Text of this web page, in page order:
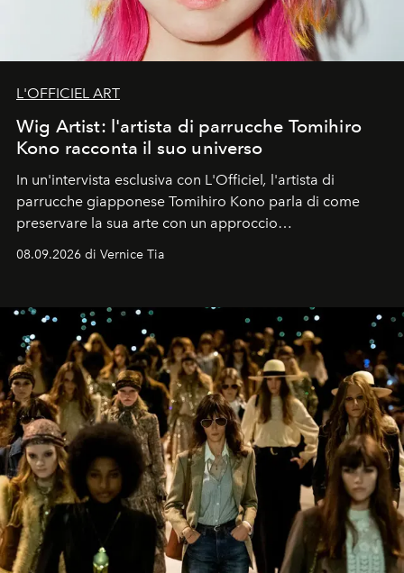
L'OFFICIEL ART
Wig Artist: l'artista di parrucche Tomihiro
Kono racconta il suo universo
In un'intervista esclusiva con L'Officiel, l'artista di
parrucche giapponese Tomihiro Kono parla di come
preservare la sua arte con un approccio
contemporaneo.
08.09.2026 di Vernice Tia